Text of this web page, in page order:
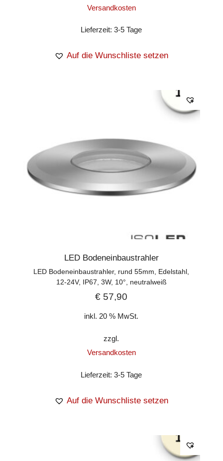
Versandkosten
Lieferzeit:3-5 Tage
Auf die Wunschliste setzen
LED Bodeneinbaustrahler
LED Bodeneinbaustrahler, rund 55mm, Edelstahl,
12-24V, IP67, 3W, 10°, neutralweiß
€ 57,90
inkl. 20 % MwSt.
zzgl.
Versandkosten
Lieferzeit:3-5 Tage
Auf die Wunschliste setzen